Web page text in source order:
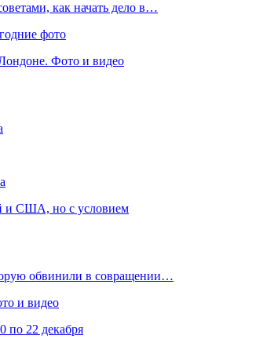
как начать дело в…
фото
Фото и видео
и США, но с условием
обвинили в совращении…
и видео
по 22 декабря